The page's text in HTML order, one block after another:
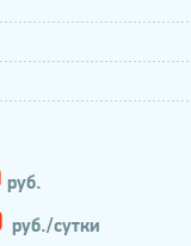
руб.
руб./сутки